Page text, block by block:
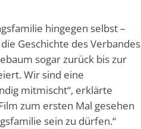
hingegen selbst –
Geschichte des Verbandes
sogar zurück bis zur
Wir sind eine
mitmischt“, erklärte
zum ersten Mal gesehen
sein zu dürfen.“